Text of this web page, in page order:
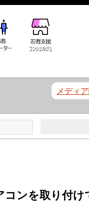
メディ
コンを取り付け